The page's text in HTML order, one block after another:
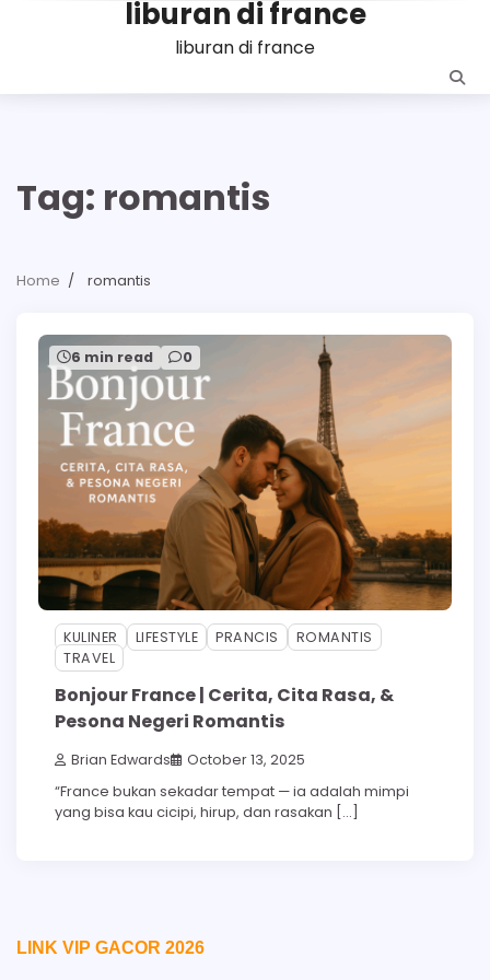
liburan di france
liburan di france
Tag: romantis
Home romantis
6 min read 0
KULINER LIFESTYLE PRANCIS
ROMANTIS
TRAVEL
Bonjour France | Cerita, Cita Rasa, &
Pesona Negeri Romantis
Brian Edwards October 13, 2025
“France bukan sekadar tempat — ia adalah mimpi
yang bisa kau cicipi, hirup, dan rasakan […]
LINK VIP GACOR 2026